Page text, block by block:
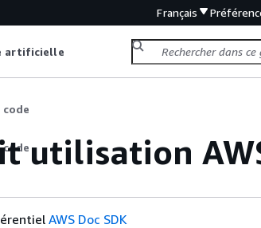
Français
artificielle
utilisation
AWS Doc SDK